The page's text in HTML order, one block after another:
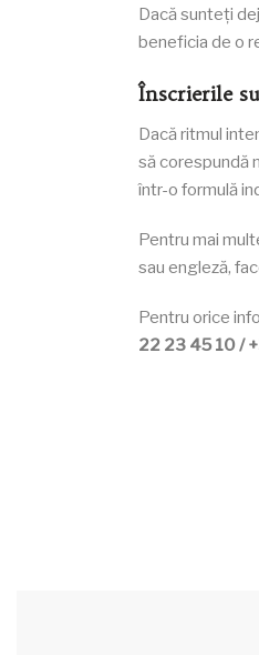
Dacă sunteți
beneficia de o
Înscrierile
Dacă ritmul
să corespundă
într-o formulă
Pentru mai
sau engleză,
Pentru orice
22 23 45 10 /